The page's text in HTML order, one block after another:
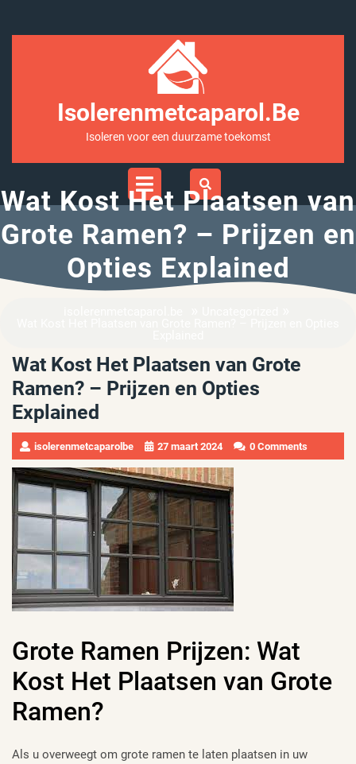
Isolerenmetcaparol.be
Isoleren voor een duurzame toekomst
Open
Wat Kost Het Plaatsen van
Grote Ramen? – Prijzen en
Opties Explained
Wat Kost Het Plaatsen van Grote
Ramen? – Prijzen en Opties
Explained
isolerenmetcaparolbe 27 maart 2024 0 Comments
Grote Ramen Prijzen: Wat
Kost Het Plaatsen van Grote
Ramen?
Als u overweegt om grote ramen te laten plaatsen in uw